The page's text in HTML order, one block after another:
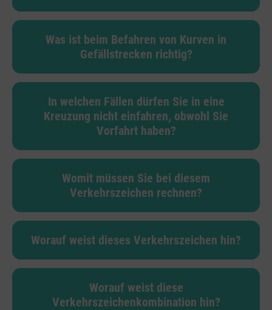
Was ist beim Befahren von Kurven in
Gefällstrecken richtig?
In welchen Fällen dürfen Sie in eine
Kreuzung nicht einfahren, obwohl Sie
Vorfahrt haben?
Womit müssen Sie bei diesem
Verkehrszeichen rechnen?
Worauf weist dieses Verkehrszeichen hin?
Worauf weist diese
Verkehrszeichenkombination hin?